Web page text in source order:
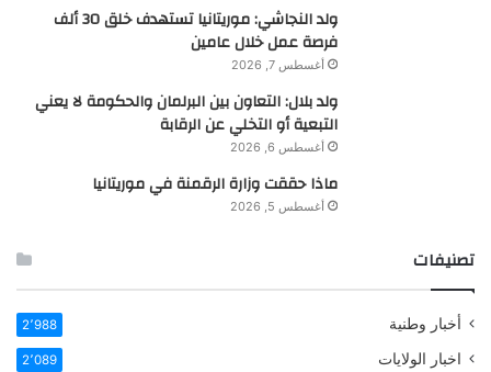
ولد النجاشي: موريتانيا تستهدف خلق 30 ألف
فرصة عمل خلال عامين
أغسطس 7, 2026
ولد بلال: التعاون بين البرلمان والحكومة لا يعني
التبعية أو التخلي عن الرقابة
أغسطس 6, 2026
ماذا حققت وزارة الرقمنة في موريتانيا
أغسطس 5, 2026
تصنيفات
أخبار وطنية 2٬988
اخبار الولايات 2٬089